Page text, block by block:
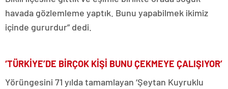
havada gözlemleme yaptık. Bunu yapabilmek ikimiz
içinde gururdur” dedi.
‘TÜRKİYE’DE BİRÇOK KİŞİ BUNU ÇEKMEYE ÇALIŞIYOR’
Yörüngesini 71 yılda tamamlayan ‘Şeytan Kuyruklu